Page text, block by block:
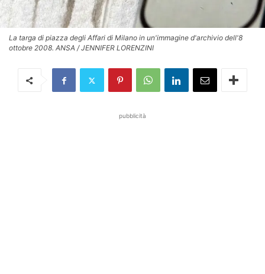
La targa di piazza degli Affari di Milano in un'immagine d'archivio dell'8
ottobre 2008. ANSA / JENNIFER LORENZINI
pubblicità